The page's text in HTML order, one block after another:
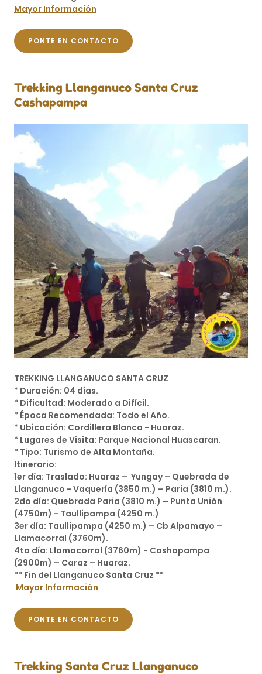
Mayor Información
PONTE EN CONTACTO
Trekking Llanganuco Santa Cruz
Cashapampa
TREKKING LLANGANUCO SANTA CRUZ
* Duración: 04 días.
* Dificultad: Moderado a Difícil.
* Época Recomendada: Todo el Año.
* Ubicación: Cordillera Blanca - Huaraz.
* Lugares de Visita: Parque Nacional Huascaran.
* Tipo: Turismo de Alta Montaña.
Itinerario:
1er día: Traslado: Huaraz – Yungay – Quebrada de
Llanganuco - Vaquería (3850 m.) – Paria (3810 m.).
2do día: Quebrada Paria (3810 m.) – Punta Unión
(4750m) - Taullipampa (4250 m.)
3er día: Taullipampa (4250 m.) – Cb Alpamayo –
Llamacorral (3760m).
4to día: Llamacorral (3760m) - Cashapampa
(2900m) – Caraz – Huaraz.
** Fin del Llanganuco Santa Cruz **
Mayor Información
PONTE EN CONTACTO
Trekking Santa Cruz Llanganuco